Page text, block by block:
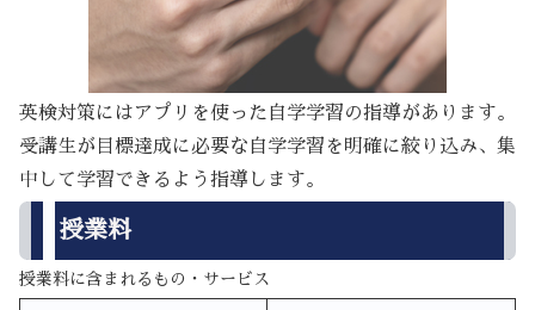
英検対策にはアプリを使った自学学習の指導があります。
受講生が目標達成に必要な自学学習を明確に絞り込み、集
中して学習できるよう指導します。
授業料
授業料に含まれるもの・サービス